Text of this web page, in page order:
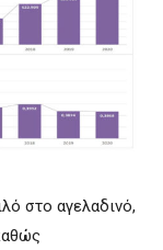
στο αγελαδινό,